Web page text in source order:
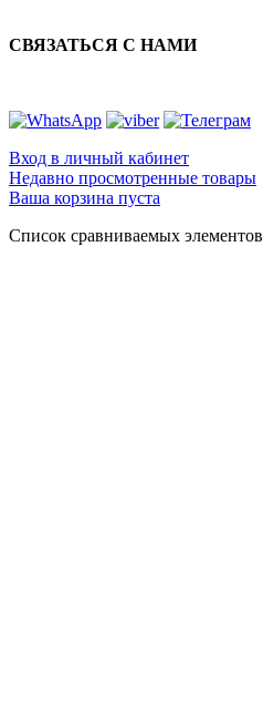
СВЯЗАТЬСЯ С НАМИ
Вход в личный кабинет
Недавно просмотренные товары
Ваша корзина пуста
Список сравниваемых элементов